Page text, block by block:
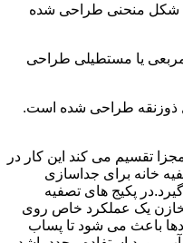
شکل منحنی طراحی شده
یا مستطیلی طراحی
تقسیم می کند این کار در
خانه برای جداسازی
پکیج های تصفیه
یک عملکرد خاص روی
باعث می شود تا پساب